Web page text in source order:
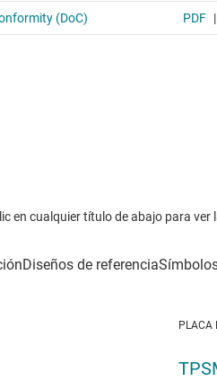
en cualquier título de abajo para
PLACA